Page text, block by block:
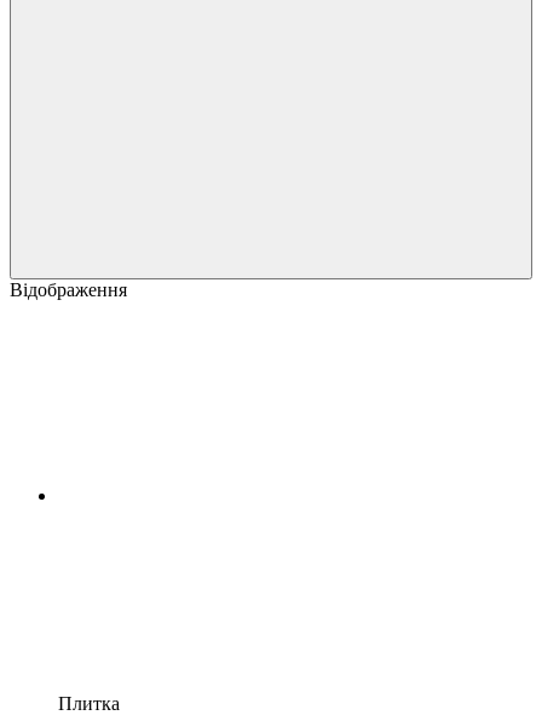
Відображення
Плитка